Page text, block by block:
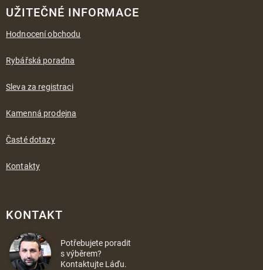
UŽITEČNÉ INFORMACE
Hodnocení obchodu
Rybářská poradna
Sleva za registraci
Kamenná prodejna
Časté dotazy
Kontakty
KONTAKT
Potřebujete poradit
s výběrem?
Kontaktujte Láďu.